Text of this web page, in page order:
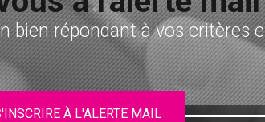
bien répondant à vos critères
À L'ALERTE MAIL